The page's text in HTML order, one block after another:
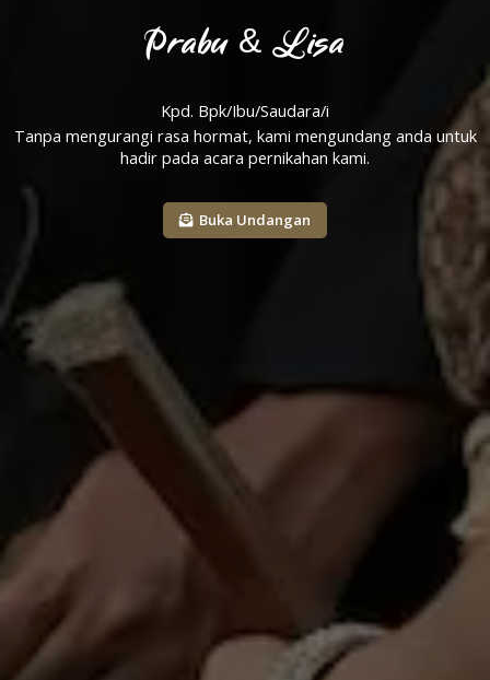
Prabu & Lisa
Kpd. Bpk/Ibu/Saudara/i
Tanpa mengurangi rasa hormat, kami mengundang anda untuk
hadir pada acara pernikahan kami.
Buka Undangan